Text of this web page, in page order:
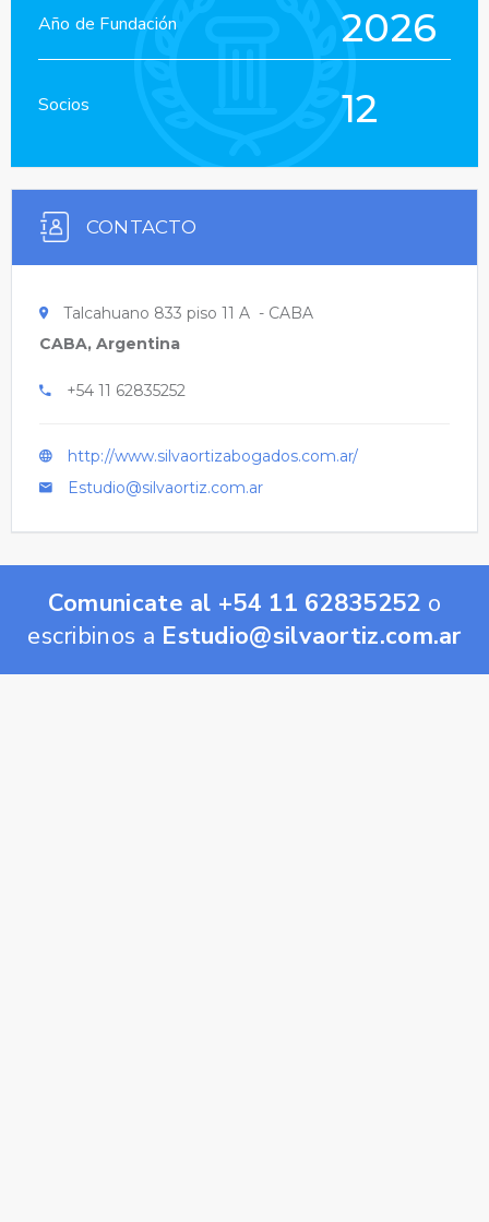
Año de Fundación 2026
Socios 12
CONTACTO
Talcahuano 833 piso 11 A - CABA
CABA, Argentina
+54 11 62835252
http://www.silvaortizabogados.com.ar/
Estudio@silvaortiz.com.ar
Comunicate al +54 11 62835252 o
escribinos a Estudio@silvaortiz.com.ar